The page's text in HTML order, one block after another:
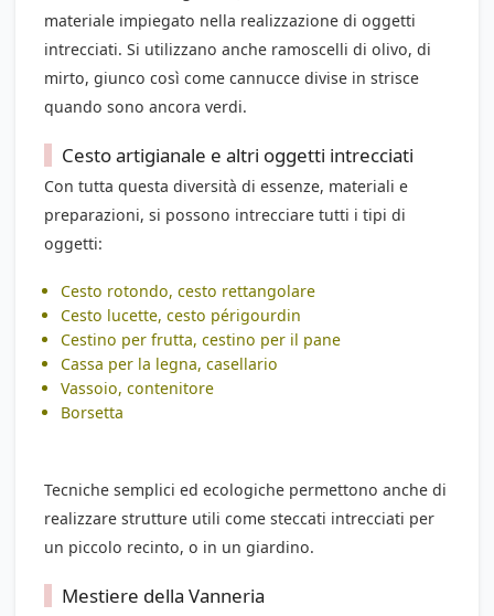
materiale impiegato nella realizzazione di oggetti
intrecciati. Si utilizzano anche ramoscelli di olivo, di
mirto, giunco così comecannucce divise in strisce
quando sono ancora verdi.
Cesto artigianale e altri oggetti intrecciati
Con tutta questa diversità di essenze, materiali e
preparazioni, si possono intrecciare tutti i tipi di
oggetti:
Cesto rotondo, cesto rettangolare
Cesto lucette,cesto périgourdin
Cestino per frutta, cestino per il pane
Cassa per la legna, casellario
Vassoio, contenitore
Borsetta
Tecniche semplici ed ecologiche permettono anche di
realizzare strutture utili come steccati intrecciati per
un piccolo recinto, o in un giardino.
Mestiere della Vanneria